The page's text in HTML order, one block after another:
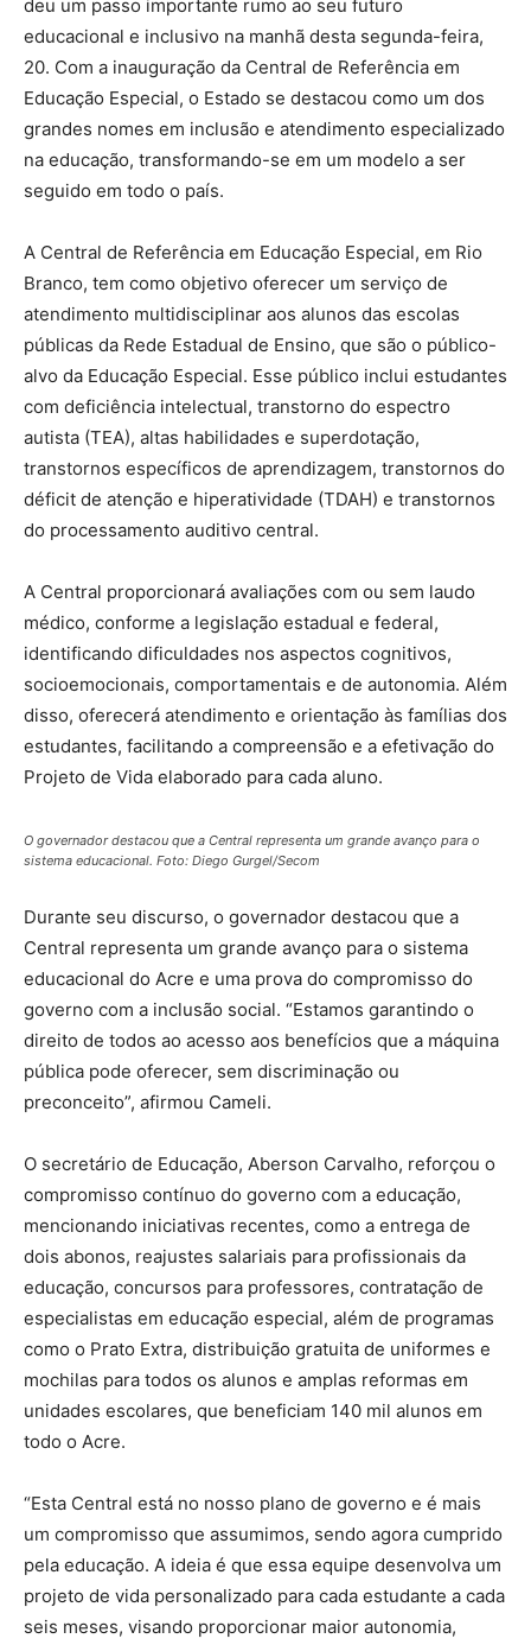
deu um passo importante rumo ao seu futuro
educacional e inclusivo na manhã desta segunda-feira,
20. Com a inauguração da Central de Referência em
Educação Especial, o Estado se destacou como um dos
grandes nomes em inclusão e atendimento especializado
na educação, transformando-se em um modelo a ser
seguido em todo o país.
A Central de Referência em Educação Especial, em Rio
Branco, tem como objetivo oferecer um serviço de
atendimento multidisciplinar aos alunos das escolas
públicas da Rede Estadual de Ensino, que são o público-
alvo da Educação Especial. Esse público inclui estudantes
com deficiência intelectual, transtorno do espectro
autista (TEA), altas habilidades e superdotação,
transtornos específicos de aprendizagem, transtornos do
déficit de atenção e hiperatividade (TDAH) e transtornos
do processamento auditivo central.
A Central proporcionará avaliações com ou sem laudo
médico, conforme a legislação estadual e federal,
identificando dificuldades nos aspectos cognitivos,
socioemocionais, comportamentais e de autonomia. Além
disso, oferecerá atendimento e orientação às famílias dos
estudantes, facilitando a compreensão e a efetivação do
Projeto de Vida elaborado para cada aluno.
O governador destacou que a Central representa um grande avanço para o
sistema educacional. Foto: Diego Gurgel/Secom
Durante seu discurso, o governador destacou que a
Central representa um grande avanço para o sistema
educacional do Acre e uma prova do compromisso do
governo com a inclusão social. “Estamos garantindo o
direito de todos ao acesso aos benefícios que a máquina
pública pode oferecer, sem discriminação ou
preconceito”, afirmou Cameli.
O secretário de Educação, Aberson Carvalho, reforçou o
compromisso contínuo do governo com a educação,
mencionando iniciativas recentes, como a entrega de
dois abonos, reajustes salariais para profissionais da
educação, concursos para professores, contratação de
especialistas em educação especial, além de programas
como o Prato Extra, distribuição gratuita de uniformes e
mochilas para todos os alunos e amplas reformas em
unidades escolares, que beneficiam 140 mil alunos em
todo o Acre.
“Esta Central está no nosso plano de governo e é mais
um compromisso que assumimos, sendo agora cumprido
pela educação. A ideia é que essa equipe desenvolva um
projeto de vida personalizado para cada estudante a cada
seis meses, visando proporcionar maior autonomia,